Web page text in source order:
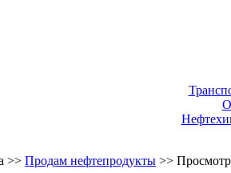
>> Продам нефтепродукты >>